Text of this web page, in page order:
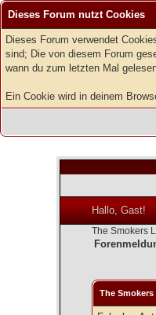
Dieses Forum nutzt Cookies
Dieses Forum verwendet
sind; Die von diesem Forum
wann du zum letzten Mal
Ein Cookie wird in deinem
Hallo, Gast!
The Smokers
The